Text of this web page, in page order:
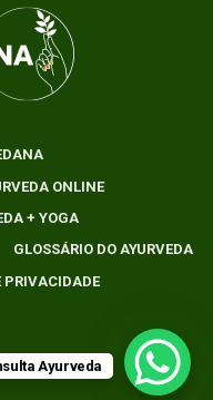
ONLINE
+ YOGA
GLOSSÁRIO DO AYURVEDA
PRIVACIDADE
Ayurveda